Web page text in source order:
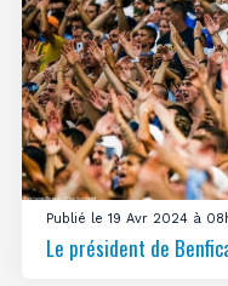
Publié le 19 Avr 2024 à
Le président de